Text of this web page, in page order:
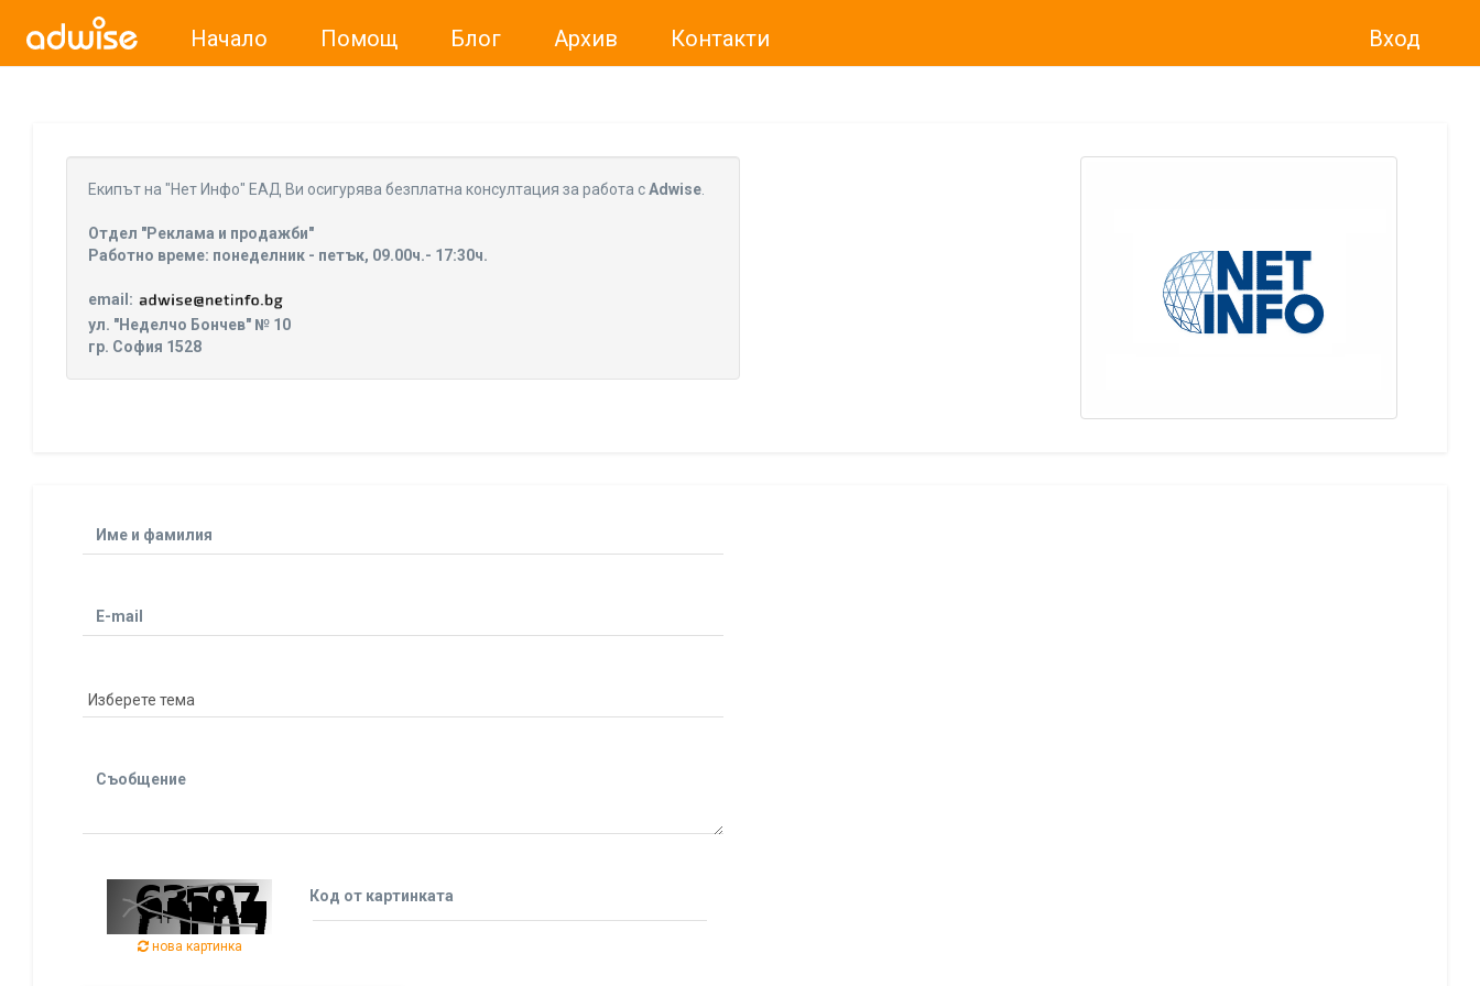
Начало Помощ Блог Архив Контакти Вход
Уважаеми рекламодатели, с настоящото съобщение бихме искали да Ви уведомим, че „Нет Инфо“ ЕАД ( прекратява услугата Adwiseсчитано от01.01.2026 г
За повече информация, натиснете
Eкипът на "Нет Инфо" ЕАД Ви осигурява безплатна консултация за работа сAdwise.
Отдел "Реклама и продажби"
Работно време: понеделник - петък, 09.00ч.- 17:30ч.
email:
ул. "Неделчо Бончев" № 10
гр. София 1528
Име и фамилия
E-mail
Съобщение
нова картинка
Код от картинката